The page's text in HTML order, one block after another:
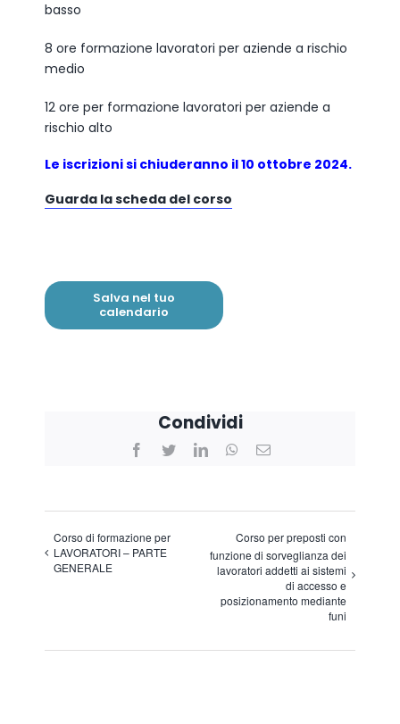
basso
8 ore formazione lavoratori per aziende a rischio
medio
12 ore per formazione lavoratori per aziende a
rischio alto
Le iscrizioni si chiuderanno il 10 ottobre 2024.
Guarda la scheda del corso
Salva nel tuo
calendario
Condividi
Facebook
Twitter LinkedInWhatsApp
Corso di formazione per
LAVORATORI – PARTE
GENERALE
Corso per preposti con
funzione di sorveglianza dei
lavoratori addetti ai sistemi
di accesso e
posizionamento mediante
funi